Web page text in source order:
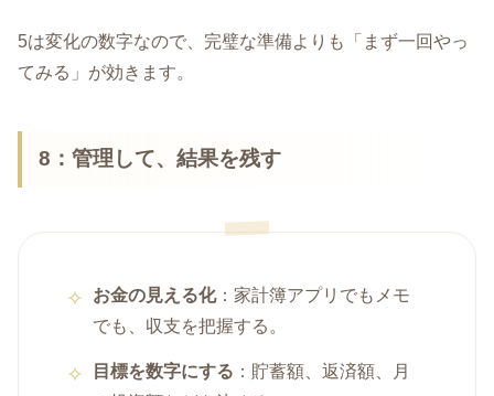
5は変化の数字なので、完璧な準備よりも「まず一回やっ
てみる」が効きます。
8：管理して、結果を残す
お金の見える化：家計簿アプリでもメモ
でも、収支を把握する。
目標を数字にする ：貯蓄額、返済額、月